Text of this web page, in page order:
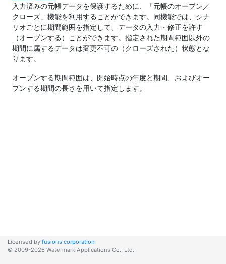
入力済みの元帳データを保護するために、「元帳のオープン／
クローズ」機能を利用することができます。同機能では、シナ
リオごとに期間範囲を指定して、データの入力・修正を許す
（オープンする）ことができます。指定された期間範囲以外の
期間に属するデータは変更不可の（クローズされた）状態とな
ります。
オープンする期間範囲は、開始時点の年度と期間、およびオー
プンする期間の長さを用いて指定します。
Licensed by fusions corporation
© 2009-2026 Watermark Applications Co., Ltd.